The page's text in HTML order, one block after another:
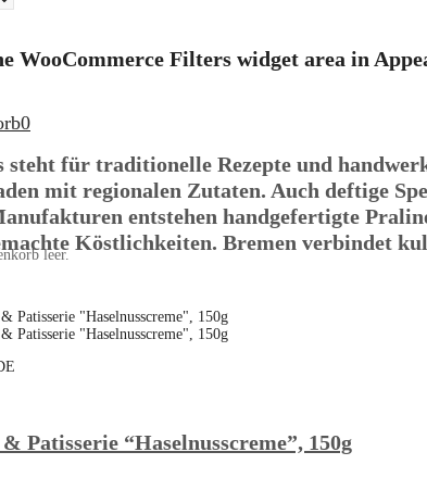
0
leer.
WooCommerce Filters widget area in
steht für traditionelle Rezepte und
mit regionalen Zutaten. Auch deftige
entstehen handgefertigte
Köstlichkeiten. Bremen verbindet
Patisserie “Haselnusscreme”, 150g